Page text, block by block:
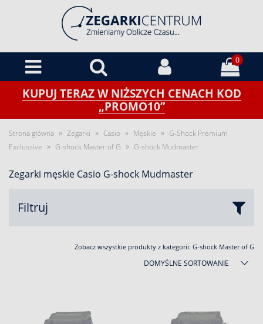
0
KUPUJ TERAZ W NIŻSZYCH CENACH KOD
„PROMO10”
Strona główna » Zegarki » Casio » Męskie » G-Shock Premium
Exclussive » G-shock Master of G » G-shock Mudmaster
Zegarki męskie Casio G-shock Mudmaster
Filtruj
Zobacz wszystkie produkty z kategorii: G-shock Master of G
DOMYŚLNE SORTOWANIE